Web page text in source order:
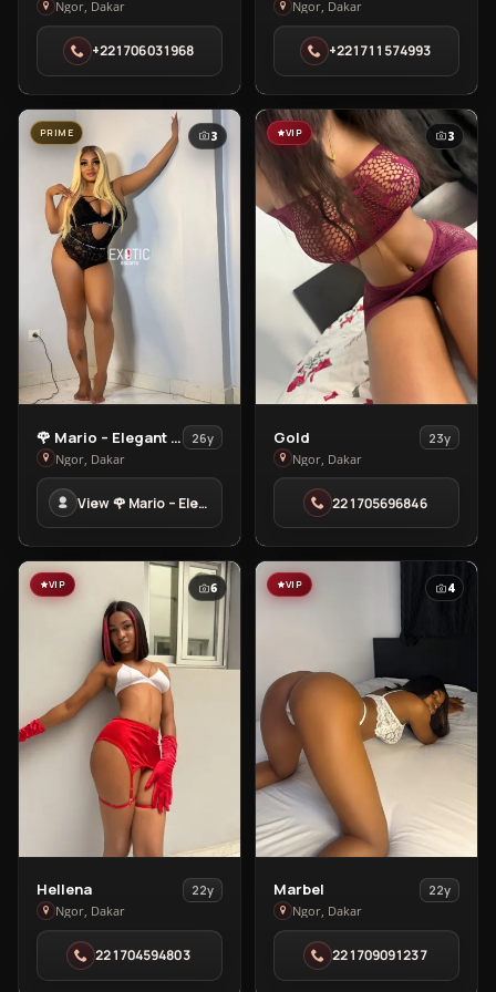
Kayla
in
Ngor
Ngor, Dakar
+221706031968
Sugar
Baby
Ngor
Ngor, Dakar
+221711574993
PRIME 3
View
🌹
Mario
Elegant
Companion
In
Ngor,
Ngor
🌹 Mario – Elegant Companion In Ngor, Dakar 🌹
26y
Ngor, Dakar
View 🌹 Mario – Elegant Companion In Ngor, Dakar 🌹 in Ngor
VIP 3
View
Gold
in
Ngor
Gold
23y
Ngor, Dakar
221705696846
VIP 6
View
Hellena
in
Ngor
Hellena
22y
Ngor, Dakar
221704594803
VIP 4
View
Marbel
in
Ngor
Marbel
22y
Ngor, Dakar
221709091237